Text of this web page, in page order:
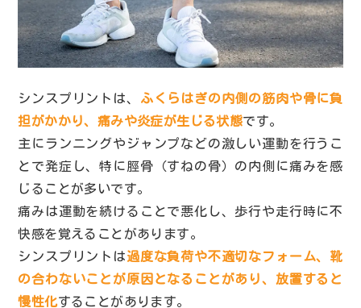
シンスプリントは、 ふくらはぎの内側の筋肉や骨に負
担がかかり、痛みや炎症が生じる状態です。
主にランニングやジャンプなどの激しい運動を行うこ
とで発症し、特に脛骨（すねの骨）の内側に痛みを感
じることが多いです。
痛みは運動を続けることで悪化し、歩行や走行時に不
快感を覚えることがあります。
シンスプリントは過度な負荷や不適切なフォーム、靴
の合わないことが原因となることがあり、放置すると
慢性化することがあります。